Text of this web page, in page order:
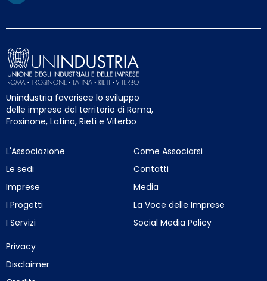
Unindustria favorisce lo sviluppo
delle imprese del territorio di Roma,
Frosinone, Latina, Rieti e Viterbo
L'Associazione
Le sedi
Imprese
I Progetti
I Servizi
Come Associarsi
Contatti
Media
La Voce delle Imprese
Social Media Policy
Privacy
Disclaimer